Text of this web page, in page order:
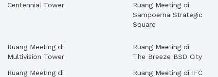
Centennial Tower
Ruang Meeting di
Sampoerna Strategic
Square
Ruang Meeting di
Multivision Tower
Ruang Meeting di
Ruang Meeting di
The Breeze BSD City
Ruang Meeting di IFC